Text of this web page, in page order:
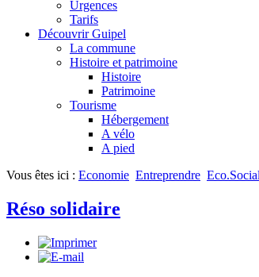
Urgences
Tarifs
Découvrir Guipel
La commune
Histoire et patrimoine
Histoire
Patrimoine
Tourisme
Hébergement
A vélo
A pied
Vous êtes ici : Economie Entreprendre
Réso solidaire